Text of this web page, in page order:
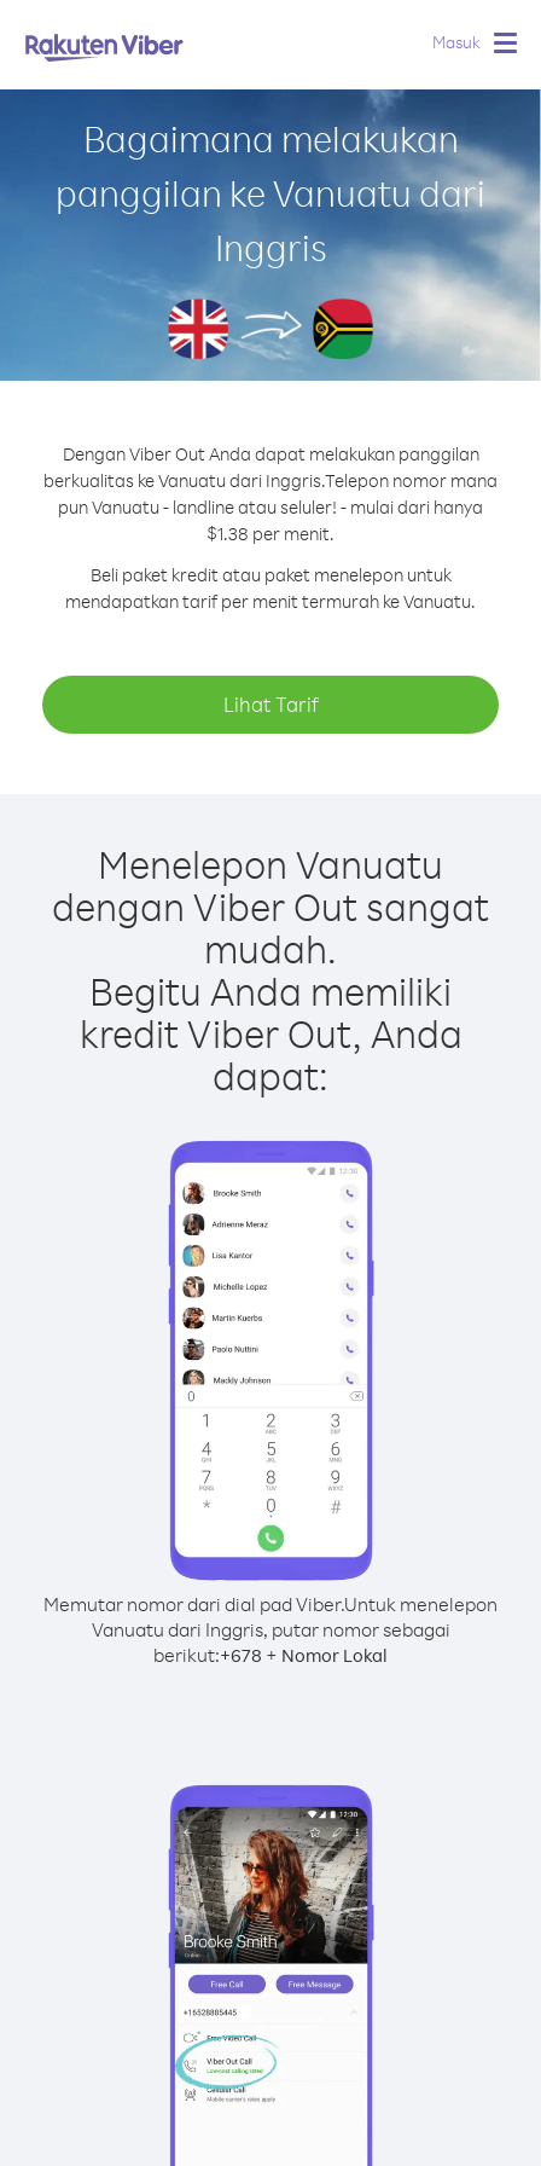
Masuk
Bagaimana melakukan
panggilan ke Vanuatu dari
Inggris
Dengan Viber Out Anda dapat melakukan panggilan
berkualitas ke Vanuatu dari Inggris.Telepon nomor mana
pun Vanuatu - landline atau seluler! - mulai dari hanya
$1.38 per menit.
Beli paket kredit atau paket menelepon untuk
mendapatkan tarif per menit termurah ke Vanuatu.
Lihat Tarif
Menelepon Vanuatu
dengan Viber Out sangat
mudah.
Begitu Anda memiliki
kredit Viber Out, Anda
dapat:
Memutar nomor dari dial pad Viber.Untuk menelepon
Vanuatu dari Inggris, putar nomor sebagai
berikut:+678 + Nomor Lokal